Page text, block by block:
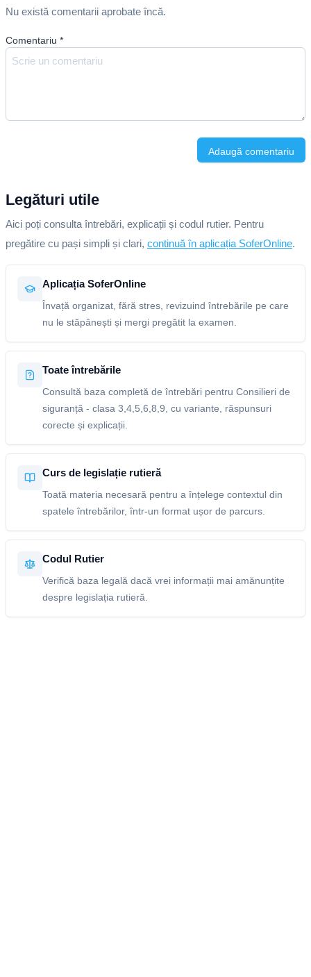
Nu există comentarii aprobate încă.
Comentariu *
Adaugă comentariu
Legături utile
Aici poți consulta întrebări, explicații și codul rutier. Pentru
pregătire cu pași simpli și clari, continuă în aplicația SoferOnline.
Aplicația SoferOnline
Învață organizat, fără stres, revizuind întrebările pe care
nu le stăpânești și mergi pregătit la examen.
Toate întrebările
Consultă baza completă de întrebări pentru Consilieri de
siguranță - clasa 3,4,5,6,8,9, cu variante, răspunsuri
corecte și explicații.
Curs de legislație rutieră
Toată materia necesară pentru a înțelege contextul din
spatele întrebărilor, într-un format ușor de parcurs.
Codul Rutier
Verifică baza legală dacă vrei informații mai amănunțite
despre legislația rutieră.